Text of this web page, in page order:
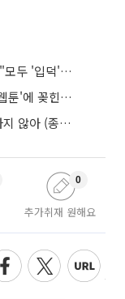
나우즈, 올여름 물들일 '제로섹시'의 맛⋯"모두 '입덕'시킬 것"
공효진도, 신민아도 택했다⋯K-드라마, '웹툰'에 꽂힌 이유
키스오브라이프는 '중소의 기적'에 만족하지 않아 (종합)
추가취재 원해요
0